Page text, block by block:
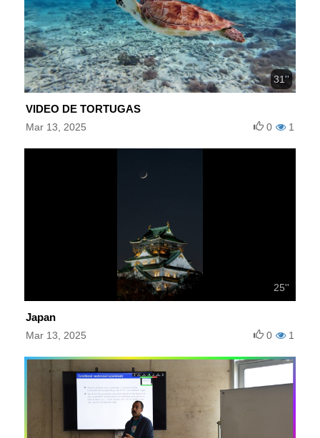
31''
VIDEO DE TORTUGAS
Mar 13, 2025 1
0
25''
Japan
Mar 13, 2025 1
0